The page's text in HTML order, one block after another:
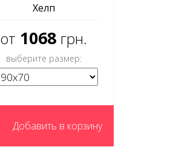
Хелп
от 1068 грн.
выберите размер:
Добавить в корзину